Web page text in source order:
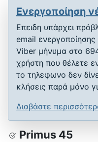
Ενεργοποίηση
Επειδη υπάρχει
email ενεργοποίησης
Viber μήνυμα στο
χρήστη που θέλετε
το τηλεφωνο δεν
κλήσεις παρά μόνο
Διαβάστε
Primus 45